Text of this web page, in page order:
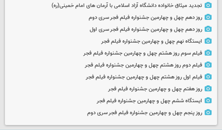
تجدید میثاق خانواده دانشگاه آزاد اسلامی با آرمان های امام خمینی(ره)
روز دهم چهل و چهارمین جشنواره فیلم فجر سری دوم
روز دهم چهل و چهارمین جشنواره فیلم فجر سری اول
ایستگاه نهم چهل و چهارمین جشنواره فیلم فجر
فیلم سوم روز هشتم چهل و چهارمین جشنواره فیلم فجر
فیلم دوم روز هشتم چهل و چهارمین جشنواره فیلم فجر
فیلم اول روز هشتم چهل و چهارمین جشنواره فیلم فجر
روز هفتم چهل و چهارمین جشنواره فیلم فجر
ایستگاه ششم چهل و چهارمین جشنواره فیلم فجر
روز پنجم چهل و چهارمین جشنواره فیلم فجر سری دوم